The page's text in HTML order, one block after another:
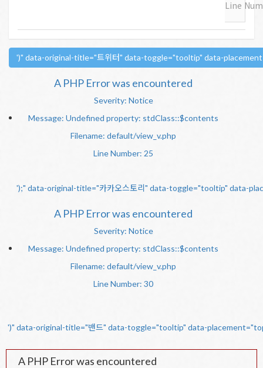
Line
')" data-original-title="트위터" data-toggle="tooltip" data-
A PHP Error was encountered
Severity: Notice
Message: Undefined property: stdClass::$contents
Filename: default/view_v.php
Line Number: 25
');" data-original-title="카카오스토리" data-toggle="tooltip" data-
A PHP Error was encountered
Severity: Notice
Message: Undefined property: stdClass::$contents
Filename: default/view_v.php
Line Number: 30
')" data-original-title="밴드" data-toggle="tooltip" data-
A PHP Error was encountered